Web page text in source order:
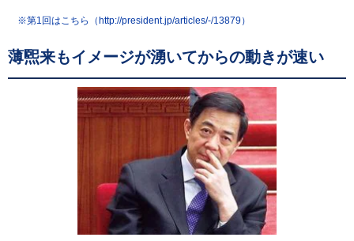
※第1回はこちら（http://president.jp/articles/-/13879）
薄煕来もイメージが湧いてからの動きが速い